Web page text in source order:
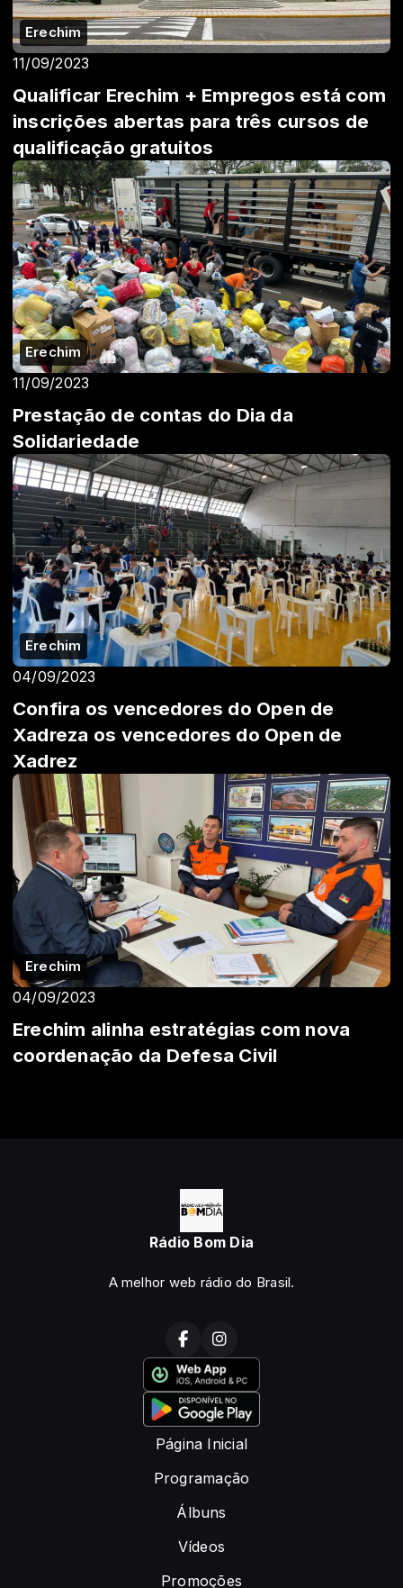
Erechim
11/09/2023
Qualificar Erechim + Empregos está com
inscrições abertas para três cursos de
qualificação gratuitos
Erechim
11/09/2023
Prestação de contas do Dia da
Solidariedade
Erechim
04/09/2023
Confira os vencedores do Open de
Xadreza os vencedores do Open de
Xadrez
Erechim
04/09/2023
Erechim alinha estratégias com nova
coordenação da Defesa Civil
Rádio Bom Dia
A melhor web rádio do Brasil.
Página Inicial
Programação
Álbuns
Vídeos
Promoções